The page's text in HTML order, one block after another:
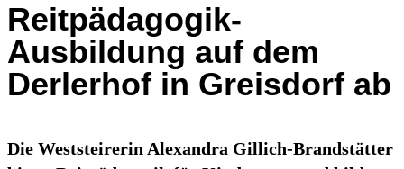
Reitpädagogik-
Ausbildung auf dem
Derlerhof in Greisdorf ab
Die Weststeirerin Alexandra Gillich-Brandstätter